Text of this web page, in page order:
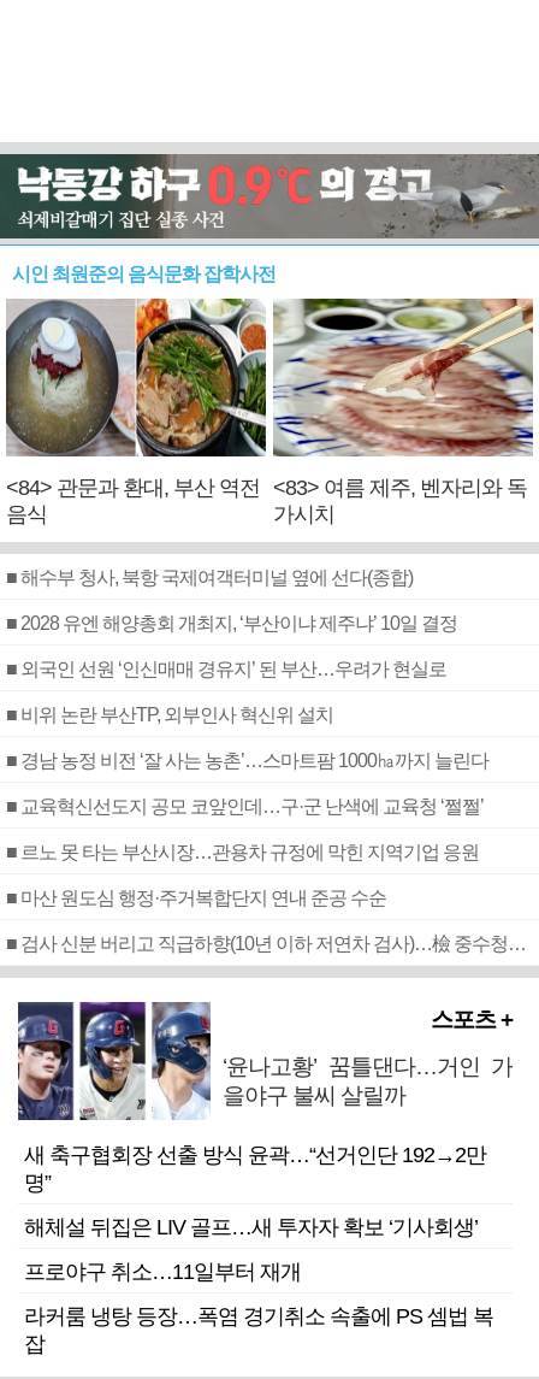
시인 최원준의 음식문화 잡학사전
<84> 관문과 환대, 부산 역전
음식
<83> 여름 제주, 벤자리와 독
가시치
■ 해수부 청사, 북항 국제여객터미널 옆에 선다(종합)
■ 2028 유엔 해양총회 개최지, ‘부산이냐 제주냐’ 10일 결정
■ 외국인 선원 ‘인신매매 경유지’ 된 부산…우려가 현실로
■ 비위 논란 부산TP, 외부인사 혁신위 설치
■ 경남 농정 비전 ‘잘 사는 농촌’…스마트팜 1000㏊까지 늘린다
■ 교육혁신선도지 공모 코앞인데…구·군 난색에 교육청 ‘쩔쩔’
■ 르노 못 타는 부산시장…관용차 규정에 막힌 지역기업 응원
■ 마산 원도심 행정·주거복합단지 연내 준공 수순
■ 검사 신분 버리고 직급하향(10년 이하 저연차 검사)…檢 중수청행 기피
스포츠 +
‘윤나고황’ 꿈틀댄다…거인 가
을야구 불씨 살릴까
새 축구협회장 선출 방식 윤곽…“선거인단 192→2만
명”
해체설 뒤집은 LIV 골프…새 투자자 확보 ‘기사회생’
프로야구 취소…11일부터 재개
라커룸 냉탕 등장…폭염 경기취소 속출에 PS 셈법 복
잡